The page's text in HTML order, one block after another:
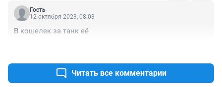
Гость
12 октября 2023, 08:03
В кошелек за танк её
Читать все комментарии